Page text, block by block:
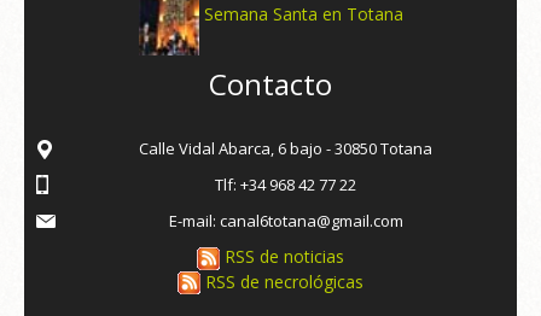
Semana Santa en Totana
Contacto
Calle Vidal Abarca, 6 bajo - 30850 Totana
Tlf: +34 968 42 77 22
E-mail: canal6totana@gmail.com
RSS de noticias
RSS de necrológicas